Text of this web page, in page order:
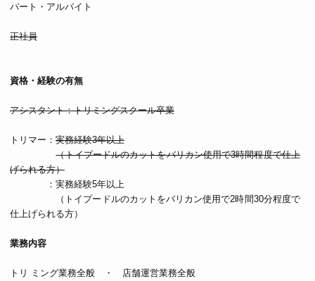
パート・アルバイト
正社員
資格・経験の有無
アシスタント：トリミングスクール卒業
トリマー： 実務経験3年以上
（トイプードルのカットをバリカン使用で3時間程度で仕上
げられる方）
：実務経験5年以上
（トイプードルのカットをバリカン使用で2時間30分程度で
仕上げられる方）
業務内容
トリ ミング業務全般 ・ 店舗運営業務全般